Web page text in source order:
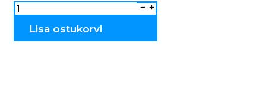
Soola/pipra
toosid
tk.
Lisa ostukorvi